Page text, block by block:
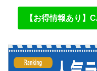
【お得情報あり】